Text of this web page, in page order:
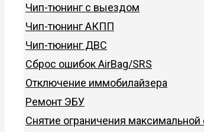
Чип-тюнинг с выездом
Чип-тюнинг АКПП
Чип-тюнинг ДВС
Сброс ошибок AirBag/SRS
Отключение иммобилайзера
Ремонт ЭБУ
Снятие ограничения максимальной